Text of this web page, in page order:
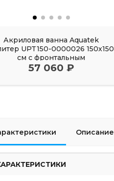
Акриловая ванна Aquatek
UPT150-0000026 150х150
см с фронтальным
57 060 ₽
Описание